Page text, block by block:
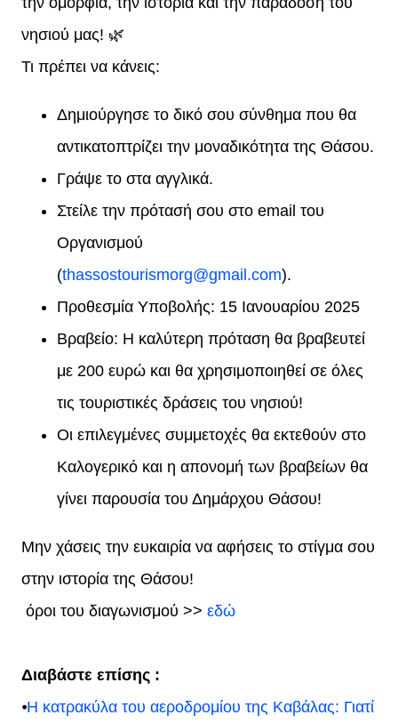
νησιού μας! 🌿
Τι πρέπει να κάνεις:
Δημιούργησε το δικό σου σύνθημα που θα
αντικατοπτρίζει την μοναδικότητα της Θάσου.
Γράψε το στα αγγλικά.
Στείλε την πρότασή σου στο email του
Οργανισμού
(thassostourismorg@gmail.com).
Προθεσμία Υποβολής: 15 Ιανουαρίου 2025
Βραβείο: Η καλύτερη πρόταση θα βραβευτεί
με 200 ευρώ και θα χρησιμοποιηθεί σε όλες
τις τουριστικές δράσεις του νησιού!
Οι επιλεγμένες συμμετοχές θα εκτεθούν στο
Καλογερικό και η απονομή των βραβείων θα
γίνει παρουσία του Δημάρχου Θάσου!
Μην χάσεις την ευκαιρία να αφήσεις το στίγμα σου
στην ιστορία της Θάσου!
όροι του διαγωνισμού >> εδώ
Διαβάστε επίσης :
⦁Η κατρακύλα του αεροδρομίου της Καβάλας: Γιατί